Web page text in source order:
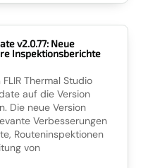
v2.0.77: Neue
Inspektionsberichte
Thermal Studio
auf die Version
Die neue Version
Verbesserungen
Routeninspektionen
von